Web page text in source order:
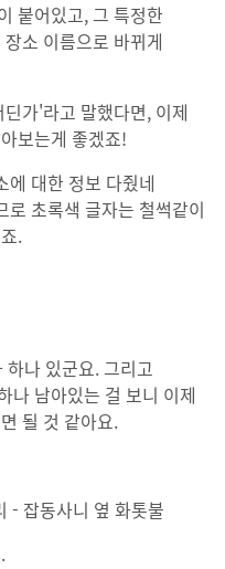
붙어있고, 그 특정한
소 이름으로 바뀌게
가'라고 말했다면, 이제
보는게 좋겠죠!
에 대한 정보 다줬네
초록색 글자는 철썩같이
.
나 있군요. 그리고
나 남아있는 걸 보니 이제
될 것 같아요.
- 잡동사니 옆 화톳불